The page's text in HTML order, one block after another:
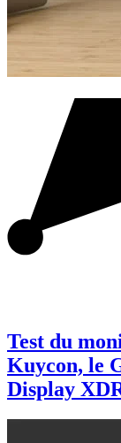
Test du
Kuycon, le
Display